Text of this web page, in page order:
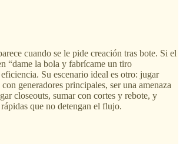
cuando se le pide creación tras bote. Si el
“dame la bola y fabrícame un tiro
Su escenario ideal es otro: jugar
generadores principales, ser una amenaza
closeouts, sumar con cortes y rebote, y
que no detengan el flujo.